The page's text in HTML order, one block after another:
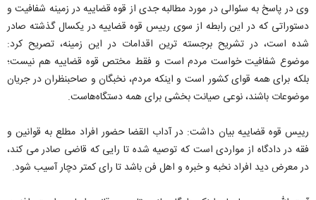
وی در پاسخ به سئوالی در مورد مطالبه جدی از قوه قضاییه در زمینه شفافیت و
دستوراتی که در این رابطه از سوی رییس قوه قضاییه در یکسال گذشته صادر
شده است، در تشریح برجسته ترین اقدامات در این زمینه، تصریح کرد:
موضوع شفافیت خواست مردم است و فقط مختص قوه قضاییه هم نیست؛
بلکه برای همه قوای کشور است و اینکه مردم، نخبگان و صاحبنظران در جریان
موضوعات باشند، نوعی صیانت بخشی برای همه دستگاه‌هاست.
رییس قوه قضاییه بیان داشت: در آداب القضا حضور افراد مطلع به قوانین و
فقه در دادگاه از مواردی است که توصیه شده تا رایی که قاضی صادر می کند،
در معرض دید افراد نخبه و خبره و اهل فن باشد تا رای کمتر دچار آسیب شود.